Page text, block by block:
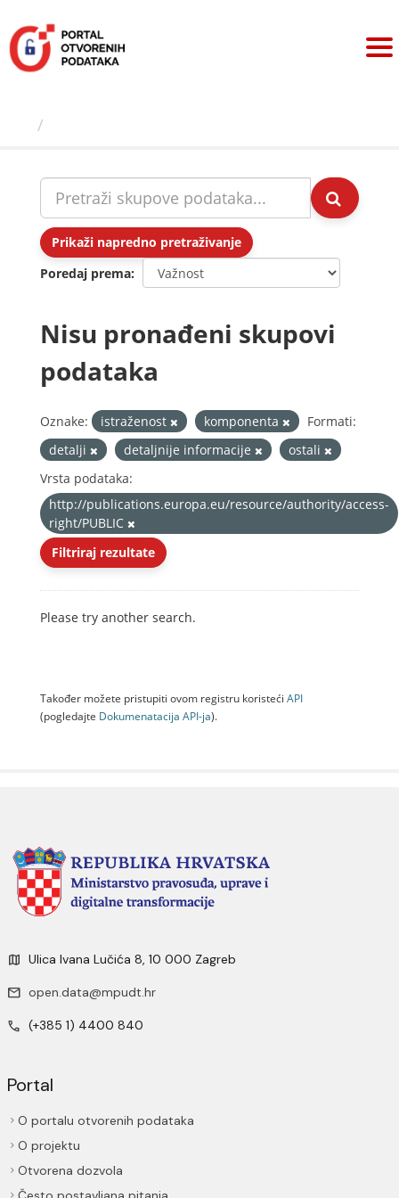
sadržaj
Prikaži napredno pretraživanje
Poredaj prema
Nisu pronađeni skupovi
podataka
Oznake: istraženost komponenta
Formati:
detalji
detaljnije informacije
ostali
Vrsta podataka:
http://publications.europa.eu/resource/authority/access-
right/PUBLIC
Filtriraj rezultate
Please try another search.
Također možete pristupiti ovom registru koristeći API
(pogledajte Dokumenаtаcijа API-jа).